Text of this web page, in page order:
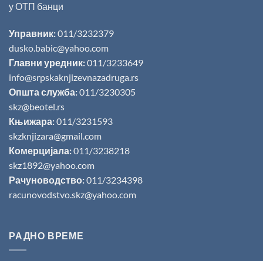
у ОТП банци
Управник:011/3232379
dusko.babic@yahoo.com
Главни уредник:011/3233649
info@srpskaknjizevnazadruga.rs
Општа служба:011/3230305
skz@beotel.rs
Књижара:011/3231593
skzknjizara@gmail.com
Комерцијала:011/3238218
skz1892@yahoo.com
Рачуноводство:011/3234398
racunovodstvo.skz@yahoo.com
РАДНО ВРЕМЕ